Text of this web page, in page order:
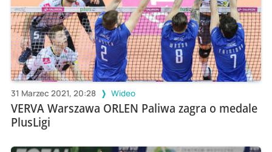
31 Marzec 2021, 20:28 Wideo
VERVA Warszawa ORLEN Paliwa zagra o medale
PlusLigi